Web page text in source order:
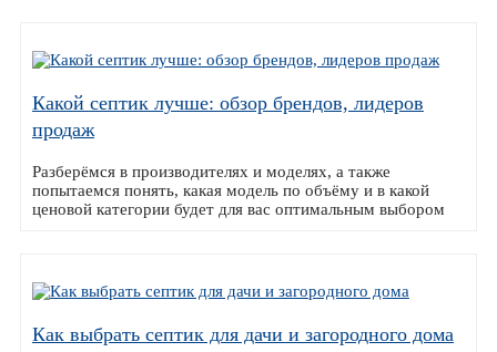
Какой септик лучше: обзор брендов, лидеров
продаж
Разберёмся в производителях и моделях, а также
попытаемся понять, какая модель по объёму и в какой
ценовой категории будет для вас оптимальным выбором
Как выбрать септик для дачи и загородного дома